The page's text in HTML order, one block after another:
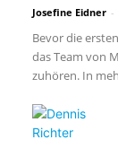
Josefine Eidner -
Bevor die
das Team von
zuhören. In